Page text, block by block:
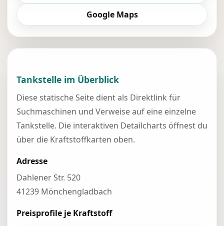
Google Maps
Tankstelle im Überblick
Diese statische Seite dient als Direktlink für
Suchmaschinen und Verweise auf eine einzelne
Tankstelle. Die interaktiven Detailcharts öffnest du
über die Kraftstoffkarten oben.
Adresse
Dahlener Str. 520
41239 Mönchengladbach
Preisprofile je Kraftstoff